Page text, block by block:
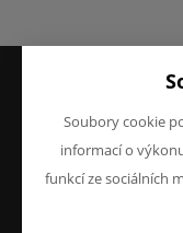
VŠE O NÁKUPU
Obchodní podmínky
Reklamace
Soubory cookie
informací o
funkcí ze sociálních